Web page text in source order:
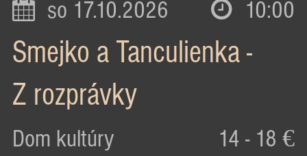
so 17.10.2026 10:00
Smejko a Tanculienka -
Z rozprávky
Dom kultúry 14 - 18 €